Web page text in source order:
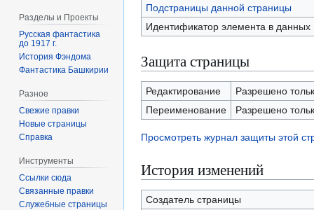
Подстраницы данной страницы
Идентификатор элемента в данных
Защита страницы
Редактирование
Разрешено
Переименование
Разрешено
Просмотреть журнал защиты этой
История изменений
Создатель страницы
Разделы и Проекты
Русская фантастика
до 1917 г.
История Фэндома
Фантастика Башкирии
Разное
Свежие правки
Новые страницы
Справка
Инструменты
Ссылки сюда
Связанные правки
Служебные страницы